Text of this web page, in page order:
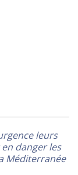
leurs
danger les
Méditerranée